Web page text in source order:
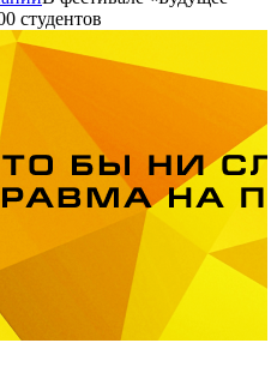
студентов